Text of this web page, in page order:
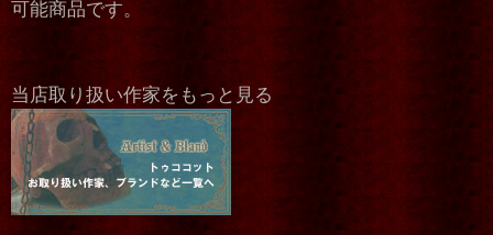
可能商品です。
当店取り扱い作家をもっと見る